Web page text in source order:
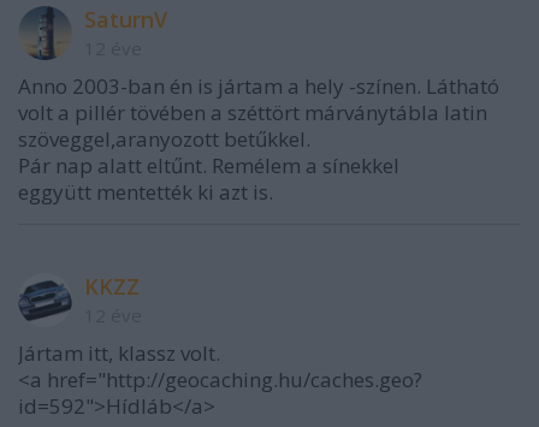
SaturnV
Anno 2003-ban én is jártam a hely -színen. Látható
volt a pillér tövében a széttört márványtábla latin
szöveggel,aranyozott betűkkel.
Pár nap alatt eltűnt. Remélem a sínekkel
eggyütt mentették ki azt is.
KKZZ
Jártam itt, klassz volt.
<a href="http://geocaching.hu/caches.geo?
id=592">Hídláb</a>